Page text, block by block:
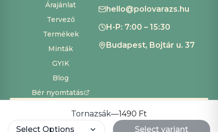
Tornazsák—1490 Ft
Select Options
Select variant
Árajánlat
Tervező
Termékek
Minták
GYIK
Blog
Bér nyomtatás
hello@polovarazs.hu
H-P: 7:00 – 15:30
Budapest, Bojtár u. 37
Copyright ©2026 Pólóvarázs
Development by
Cardinal Dev Solutions